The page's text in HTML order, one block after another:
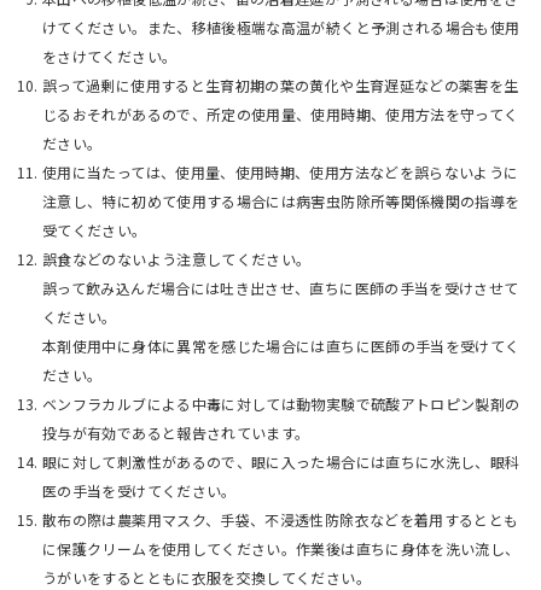
けてください。また、移植後極端な高温が続くと予測される場合も使用
をさけてください。
誤って過剰に使用すると生育初期の葉の黄化や生育遅延などの薬害を生
じるおそれがあるので、所定の使用量、使用時期、使用方法を守ってく
ださい。
使用に当たっては、使用量、使用時期、使用方法などを誤らないように
注意し、特に初めて使用する場合には病害虫防除所等関係機関の指導を
受てください。
誤食などのないよう注意してください。
誤って飲み込んだ場合には吐き出させ、直ちに医師の手当を受けさせて
ください。
本剤使用中に身体に異常を感じた場合には直ちに医師の手当を受けてく
ださい。
ベンフラカルブによる中毒に対しては動物実験で硫酸アトロピン製剤の
投与が有効であると報告されています。
眼に対して刺激性があるので、眼に入った場合には直ちに水洗し、眼科
医の手当を受けてください。
散布の際は農薬用マスク、手袋、不浸透性防除衣などを着用するととも
に保護クリームを使用してください。作業後は直ちに身体を洗い流し、
うがいをするとともに衣服を交換してください。